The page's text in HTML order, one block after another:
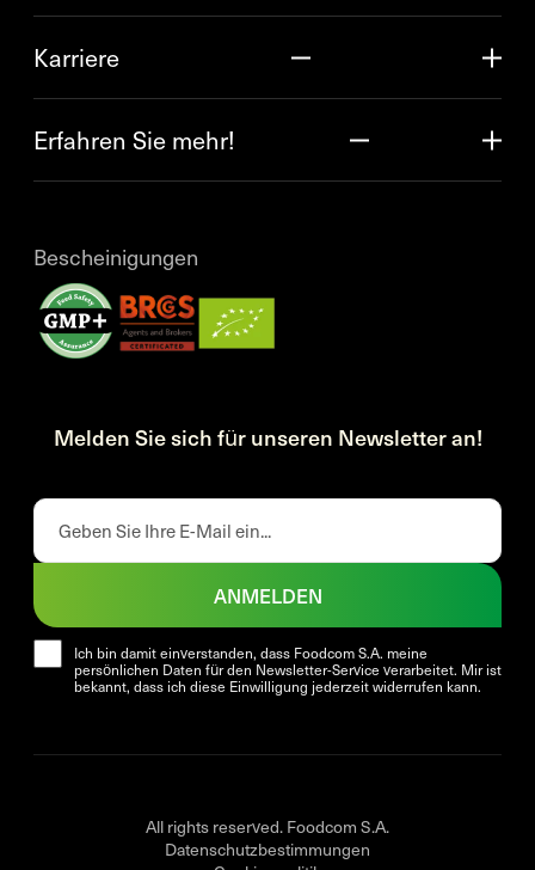
Karriere
Erfahren Sie mehr!
Bescheinigungen
Melden Sie sich für unseren Newsletter an!
Ich bin damit einverstanden, dass Foodcom S.A. meine
persönlichen Daten für den Newsletter-Service verarbeitet. Mir ist
bekannt, dass ich diese Einwilligung jederzeit widerrufen kann.
ANMELDEN
All rights reserved. Foodcom S.A.
Datenschutzbestimmungen